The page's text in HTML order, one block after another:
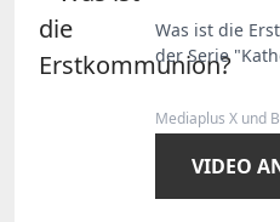
Was ist die
der Serie
Mediaplus X und
VIDEO